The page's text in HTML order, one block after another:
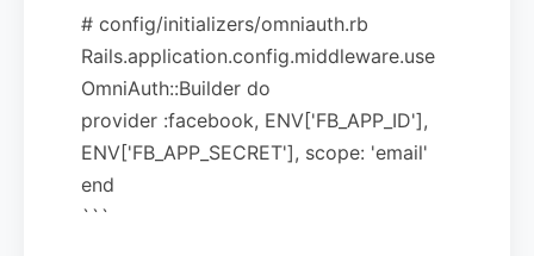
# config/initializers/omniauth.rb
Rails.application.config.middleware.use
OmniAuth::Builder do
provider :facebook, ENV['FB_APP_ID'],
ENV['FB_APP_SECRET'], scope: 'email'
end
```